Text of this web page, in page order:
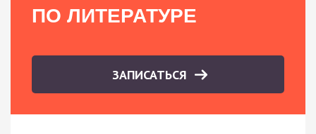
ПО ЛИТЕРАТУРЕ
ЗАПИСАТЬСЯ